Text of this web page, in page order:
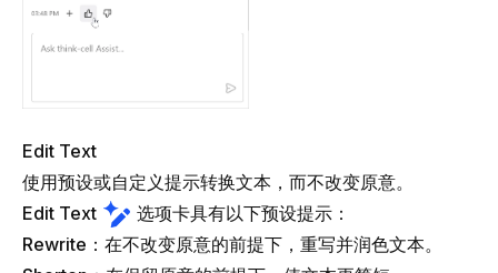
Edit Text
使用预设或自定义提示转换文本，而不改变原意。
Edit Text
选项卡具有以下预设提示：
Rewrite ：在不改变原意的前提下，重写并润色文本。